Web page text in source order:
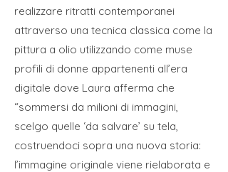
realizzare ritratti contemporanei
attraverso una tecnica classica come la
pittura a olio utilizzando come muse
profili di donne appartenenti all’era
digitale dove Laura afferma che
“sommersi da milioni di immagini,
scelgo quelle ‘da salvare’ su tela,
costruendoci sopra una nuova storia:
l’immagine originale viene rielaborata e